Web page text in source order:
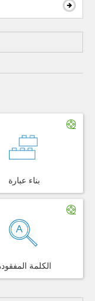
بناء عبارة
الكلمة